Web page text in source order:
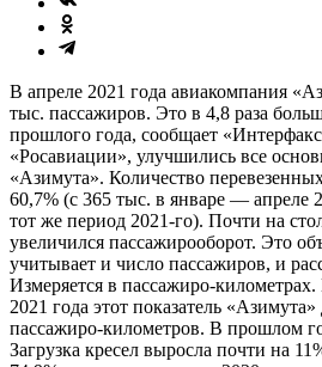
В апреле 2021 года авиакомпания
тыс. пассажиров. Это в 4,8 раза
прошлого года, сообщает
«Росавиации», улучшились все
«Азимута». Количество
60,7% (с 365 тыс. в январе — апреле
тот же период 2021-го). Почти на
увеличился пассажирооборот. Это
учитывает и число пассажиров, и
Измеряется в пассажиро-
2021 года этот показатель
пассажиро-километров. В прошлом
Загрузка кресел выросла почти на